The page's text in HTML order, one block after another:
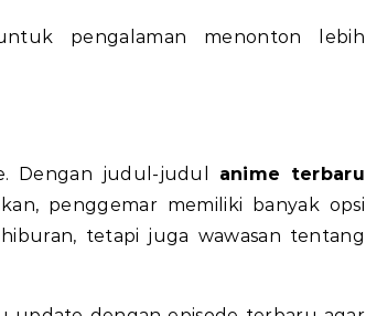
pengalaman menonton lebih
Dengan judul-judul anime terbaru
penggemar memiliki banyak opsi
tetapi juga wawasan tentang